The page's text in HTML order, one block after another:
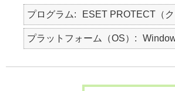
プログラム ESET PROTECT（ク
プラットフォーム（OS）